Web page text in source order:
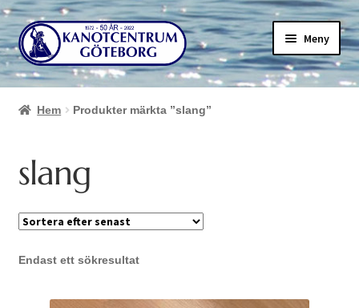
Hoppa
till
navigering
Hoppa
till
innehåll
Meny
Hem Produkter märkta ”slang”
slang
Endast ett sökresultat